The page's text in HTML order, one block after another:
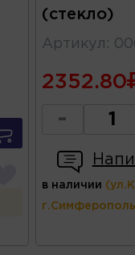
(стекло)
Артикул :
2352.80
-
в наличии